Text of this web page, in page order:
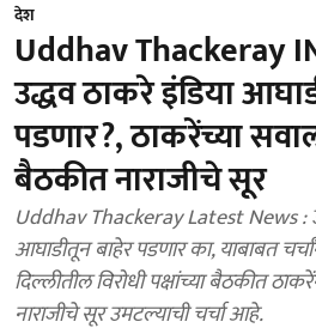
देश
Uddhav Thackeray
उद्धव ठाकरे इंडिया
पडणार?, ठाकरेंच्या
बैठकीत नाराजीचे सूर
Uddhav Thackeray Latest News :
आघाडीतून बाहेर पडणार का, याबाबत
दिल्लीतील विरोधी पक्षांच्या बैठकीत
नाराजीचे सूर उमटल्याची चर्चा आहे.